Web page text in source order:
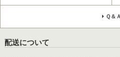
Ｑ＆Ａ
配送について